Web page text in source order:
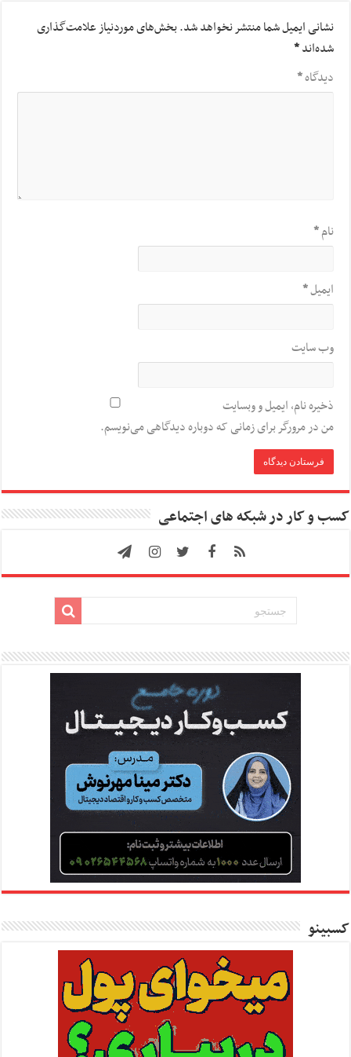
نشانی ایمیل شما منتشر نخواهد شد.بخش‌های موردنیاز علامت‌گذاری
شده‌اند*
دیدگاه*
نام*
ایمیل*
وب‌ سایت
ذخیره نام، ایمیل و وبسایت
من در مرورگر برای زمانی که دوباره دیدگاهی می‌نویسم.
کسب و کار در شبکه های اجتماعی
کسبینو